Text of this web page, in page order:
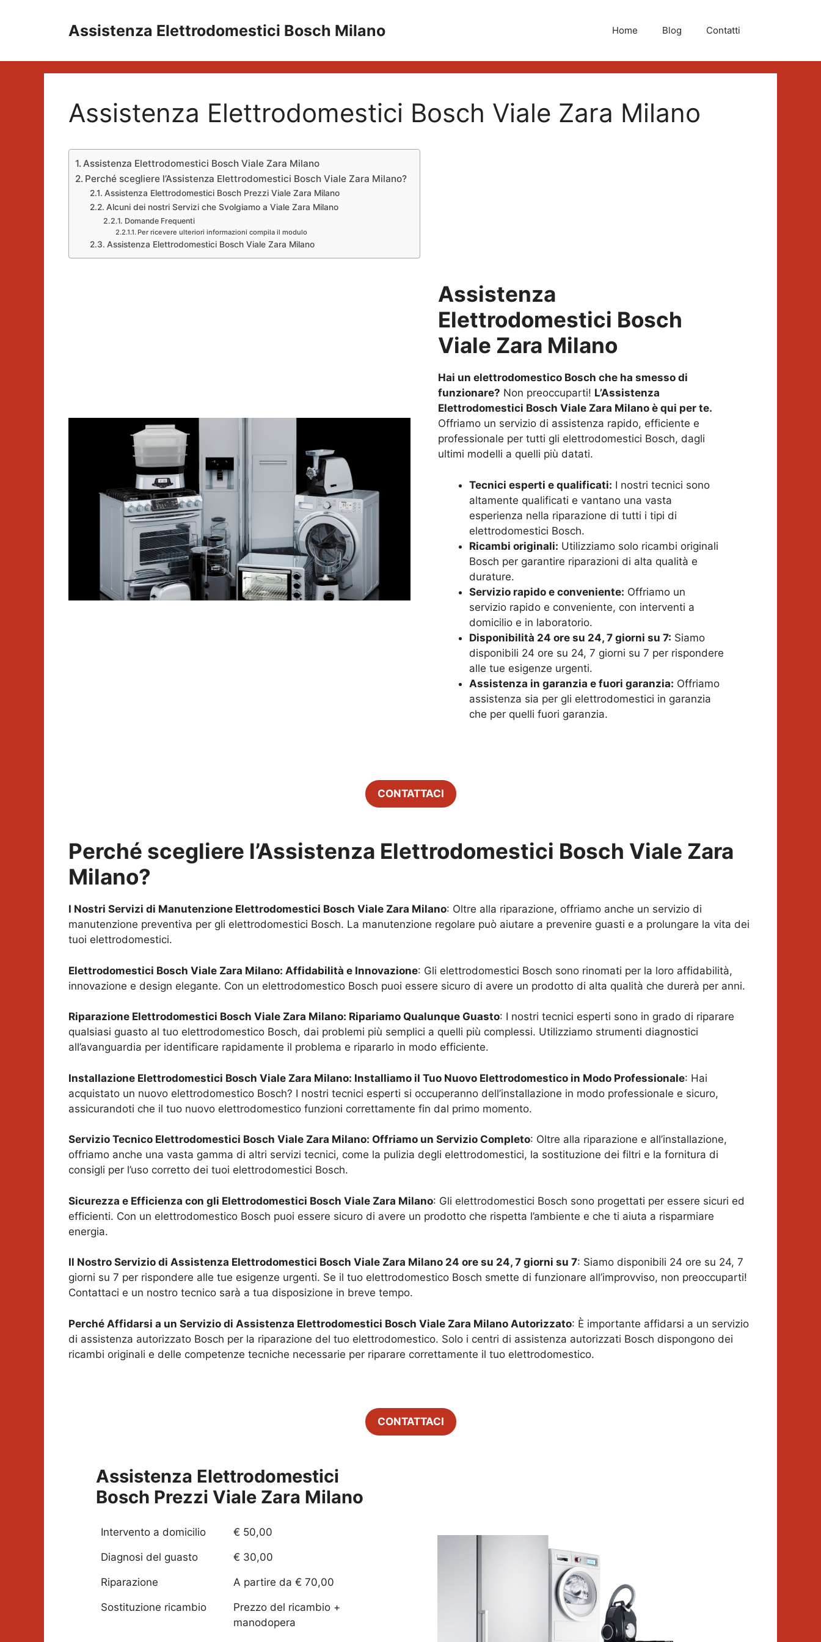
Assistenza Elettrodomestici Bosch Milano Home Blog Contatti
Assistenza Elettrodomestici Bosch Viale Zara Milano
Assistenza Elettrodomestici Bosch Viale Zara Milano
Perché scegliere l’Assistenza Elettrodomestici Bosch Viale Zara Milano?
Assistenza Elettrodomestici Bosch Prezzi Viale Zara Milano
Alcuni dei nostri Servizi che Svolgiamo a Viale Zara Milano
Domande Frequenti
Per ricevere ulteriori informazioni compila il modulo
Assistenza Elettrodomestici Bosch Viale Zara Milano
Assistenza
Elettrodomestici Bosch
Viale Zara Milano
Hai un elettrodomestico Bosch che ha smesso di
funzionare? Non preoccuparti! L’Assistenza
Elettrodomestici Bosch Viale Zara Milano è qui per te.
Offriamo un servizio di assistenza rapido, efficiente e
professionale per tutti gli elettrodomestici Bosch, dagli
ultimi modelli a quelli più datati.
Tecnici esperti e qualificati: I nostri tecnici sono
altamente qualificati e vantano una vasta
esperienza nella riparazione di tutti i tipi di
elettrodomestici Bosch.
Ricambi originali: Utilizziamo solo ricambi originali
Bosch per garantire riparazioni di alta qualità e
durature.
Servizio rapido e conveniente: Offriamo un
servizio rapido e conveniente, con interventi a
domicilio e in laboratorio.
Disponibilità 24 ore su 24, 7 giorni su 7: Siamo
disponibili 24 ore su 24, 7 giorni su 7 per rispondere
alle tue esigenze urgenti.
Assistenza in garanzia e fuori garanzia: Offriamo
assistenza sia per gli elettrodomestici in garanzia
che per quelli fuori garanzia.
CONTATTACI
Perché scegliere l’Assistenza Elettrodomestici Bosch Viale Zara
Milano?
I Nostri Servizi di Manutenzione Elettrodomestici Bosch Viale Zara Milano: Oltre alla riparazione, offriamo anche un servizio di
manutenzione preventiva per gli elettrodomestici Bosch. La manutenzione regolare può aiutare a prevenire guasti e a prolungare la vita dei
tuoi elettrodomestici.
Elettrodomestici Bosch Viale Zara Milano: Affidabilità e Innovazione: Gli elettrodomestici Bosch sono rinomati per la loro affidabilità,
innovazione e design elegante. Con un elettrodomestico Bosch puoi essere sicuro di avere un prodotto di alta qualità che durerà per anni.
Riparazione Elettrodomestici Bosch Viale Zara Milano: Ripariamo Qualunque Guasto: I nostri tecnici esperti sono in grado di riparare
qualsiasi guasto al tuo elettrodomestico Bosch, dai problemi più semplici a quelli più complessi. Utilizziamo strumenti diagnostici
all’avanguardia per identificare rapidamente il problema e ripararlo in modo efficiente.
Installazione Elettrodomestici Bosch Viale Zara Milano: Installiamo il Tuo Nuovo Elettrodomestico in Modo Professionale: Hai
acquistato un nuovo elettrodomestico Bosch? I nostri tecnici esperti si occuperanno dell’installazione in modo professionale e sicuro,
assicurandoti che il tuo nuovo elettrodomestico funzioni correttamente fin dal primo momento.
Servizio Tecnico Elettrodomestici Bosch Viale Zara Milano: Offriamo un Servizio Completo: Oltre alla riparazione e all’installazione,
offriamo anche una vasta gamma di altri servizi tecnici, come la pulizia degli elettrodomestici, la sostituzione dei filtri e la fornitura di
consigli per l’uso corretto dei tuoi elettrodomestici Bosch.
Sicurezza e Efficienza con gli Elettrodomestici Bosch Viale Zara Milano: Gli elettrodomestici Bosch sono progettati per essere sicuri ed
efficienti. Con un elettrodomestico Bosch puoi essere sicuro di avere un prodotto che rispetta l’ambiente e che ti aiuta a risparmiare
energia.
Il Nostro Servizio di Assistenza Elettrodomestici Bosch Viale Zara Milano 24 ore su 24, 7 giorni su 7: Siamo disponibili 24 ore su 24, 7
giorni su 7 per rispondere alle tue esigenze urgenti. Se il tuo elettrodomestico Bosch smette di funzionare all’improvviso, non preoccuparti!
Contattaci e un nostro tecnico sarà a tua disposizione in breve tempo.
Perché Affidarsi a un Servizio di Assistenza Elettrodomestici Bosch Viale Zara Milano Autorizzato: È importante affidarsi a un servizio
di assistenza autorizzato Bosch per la riparazione del tuo elettrodomestico. Solo i centri di assistenza autorizzati Bosch dispongono dei
ricambi originali e delle competenze tecniche necessarie per riparare correttamente il tuo elettrodomestico.
CONTATTACI
Assistenza Elettrodomestici
Bosch Prezzi Viale Zara Milano
Intervento a domicilio € 50,00
Diagnosi del guasto € 30,00
Riparazione A partire da € 70,00
Sostituzione ricambio
Prezzo del ricambio +
manodopera